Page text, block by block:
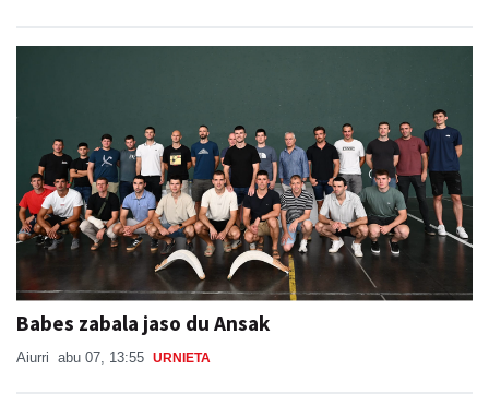
Babes zabala jaso du Ansak
Aiurri abu 07, 13:55 URNIETA